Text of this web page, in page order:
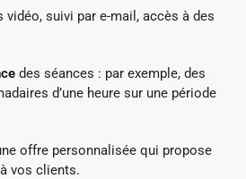
vidéo, suivi par e-mail, accès à des
des séances : par exemple, des
d’une heure sur une période
offre personnalisée qui propose
vos clients.